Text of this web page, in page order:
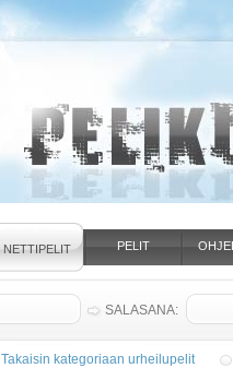
NETTIPELIT PELIT
Takaisin kategoriaan urheilupelit
SALASANA: